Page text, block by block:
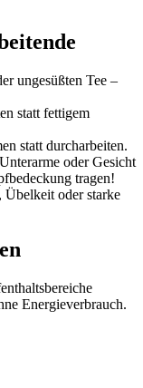
ungesüßten Tee –
statt fettigem
statt durcharbeiten.
oder Gesicht
tragen!
Übelkeit oder starke
Energieverbrauch.